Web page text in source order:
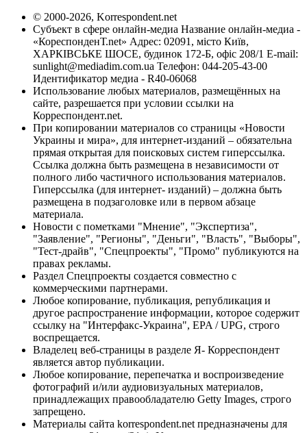
© 2000-2026, Korrespondent.net
Субъект в сфере онлайн-медиа Название онлайн-медиа -
«КореспонденТ.net» Адрес: 02091, місто Київ,
ХАРКІВСЬКЕ ШОСЕ, будинок 172-Б, офіс 208/1 E-mail:
sunlight@mediadim.com.ua Телефон: 044-205-43-00
Идентификатор медиа - R40-06068
Использование любых материалов, размещённых на
сайте, разрешается при условии ссылки на
Корреспондент.net.
При копировании материалов со страницы «Новости
Украины и мира», для интернет-изданий – обязательна
прямая открытая для поисковых систем гиперссылка.
Ссылка должна быть размещена в независимости от
полного либо частичного использования материалов.
Гиперссылка (для интернет- изданий) – должна быть
размещена в подзаголовке или в первом абзаце
материала.
Новости с пометками "Мнение", "Экспертиза",
"Заявление", "Регионы", "Деньги", "Власть", "Выборы",
"Тест-драйв", "Спецпроекты", "Промо" публикуются на
правах рекламы.
Раздел Спецпроекты создается совместно с
коммерческими партнерами.
Любое копирование, публикация, републикация и
другое распространение информации, которое содержит
ссылку на "Интерфакс-Украина", EPA / UPG, строго
воспрещается.
Владелец веб-страницы в разделе Я- Корреспондент
является автор публикации.
Любое копирование, перепечатка и воспроизведение
фотографий и/или аудиовизуальных материалов,
принадлежащих правообладателю Getty Images, строго
запрещено.
Материалы сайта korrespondent.net предназначены для